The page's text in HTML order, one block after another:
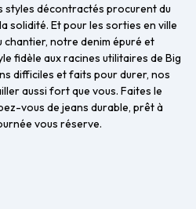
styles décontractés procurent du
solidité. Et pour les sorties en ville
chantier, notre denim épuré et
fidèle aux racines utilitaires de Big
difficiles et faits pour durer, nos
aussi fort que vous. Faites le
vous de jeans durable, prêt à
vous réserve.